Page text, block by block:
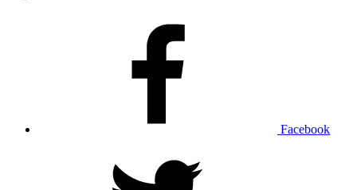
Facebook